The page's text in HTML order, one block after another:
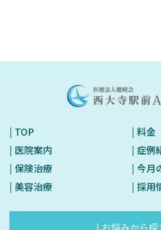
| TOP
| 医院案内
| 保険治療
| 美容治療
| 料金
| 症例
| 今月
| 採用
| お悩みから探